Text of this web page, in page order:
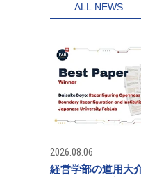
ALL NEWS
2026.08.06
経営学部の道用大